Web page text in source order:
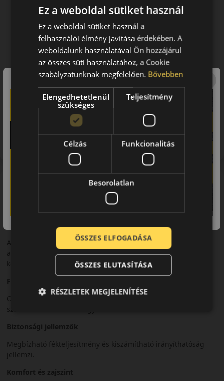
Falken Sincera SN110A – Komfortos és gazdaságos nyári
A Falken Sincera SN110A egy nyári személyautó-abroncs,
amelyet a kényelmes utazás és az alacsony üzemeltetési
költségek érdekében fejlesztettek.
Futófelület és tapadás
Optimalizált futófelületi mintázata stabil tapadást biztosít
száraz és nedves úton egyaránt.
Biztonsági jellemzők
Megbízható fékteljesítmény és kiszámítható irányíthatóság
jellemzi.
Komfort és zajszint
Figyelem a feltüntetett címke adatok tájékoztató
jellegűek. Előfordulhat, hogy még a korábbi EU-s címkével
ellátott abroncs kerül kiszállításra.
Ez a weboldal sütiket használ
Ez a weboldal sütiket használ a
felhasználói élmény javítása érdekében. A
weboldalunk használatával Ön hozzájárul
az összes süti használatához, a Cookie
szabályzatunknak megfelelően. Bővebben
Elengedhetetlenül
szükséges
Teljesítmény
Célzás Funkcionalitás
Besorolatlan
ÖSSZES ELFOGADÁSA
ÖSSZES ELUTASÍTÁSA
RÉSZLETEK MEGJELENÍTÉSE